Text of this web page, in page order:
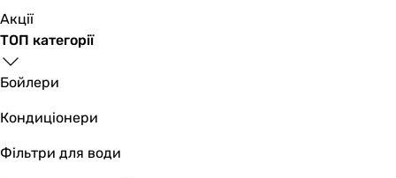
Акції
ТОП категорії
Бойлери
Кондиціонери
Фільтри для води